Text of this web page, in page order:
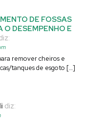
DE FOSSAS
O DESEMPENHO E
remover cheiros e
tanques de esgoto […]
diz: